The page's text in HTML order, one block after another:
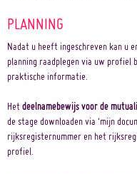
PLANNING
Nadat u heeft ingeschreven kan u
planning raadplegen via uw profiel
praktische informatie.
Hetdeelnamebewijs voor de
de stage downloaden via ‘mijn
rijksregisternummer en het
profiel.